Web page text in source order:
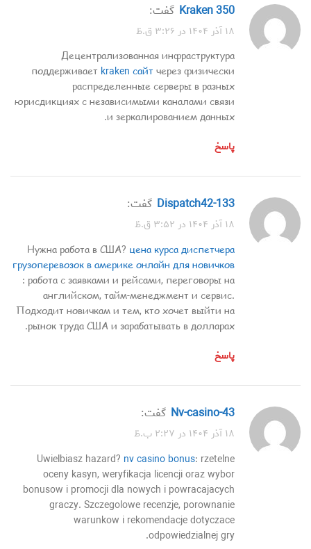
kraken 350 گفت:
۱۸ آذر ۱۴۰۴ در ۳:۲۶ ق.ظ
Децентрализованная инфраструктура
поддерживает kraken сайт через физически
распределенные серверы в разных
юрисдикциях с независимыми каналами связи
и зеркалированием данных.
پاسخ
dispatch42-133 گفت:
۱۸ آذر ۱۴۰۴ در ۳:۵۲ ق.ظ
Нужна работа в США? цена курса диспетчера
грузоперевозок в америке онлайн для новичков
: работа с заявками и рейсами, переговоры на
английском, тайм-менеджмент и сервис.
Подходит новичкам и тем, кто хочет выйти на
рынок труда США и зарабатывать в долларах.
پاسخ
nv-casino-43 گفت:
۱۸ آذر ۱۴۰۴ در ۲:۲۷ ب.ظ
Uwielbiasz hazard? nv casino bonus: rzetelne
oceny kasyn, weryfikacja licencji oraz wybor
bonusow i promocji dla nowych i powracajacych
graczy. Szczegolowe recenzje, porownanie
warunkow i rekomendacje dotyczace
odpowiedzialnej gry.